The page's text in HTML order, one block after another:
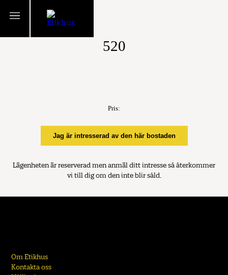
TILLBAKA
520
Pris:
Jag är intresserad av den här bostaden
Lägenheten är reserverad men anmäl ditt intresse så återkommer
vi till dig om den inte blir såld.
Om Etikhus
Kontakta oss